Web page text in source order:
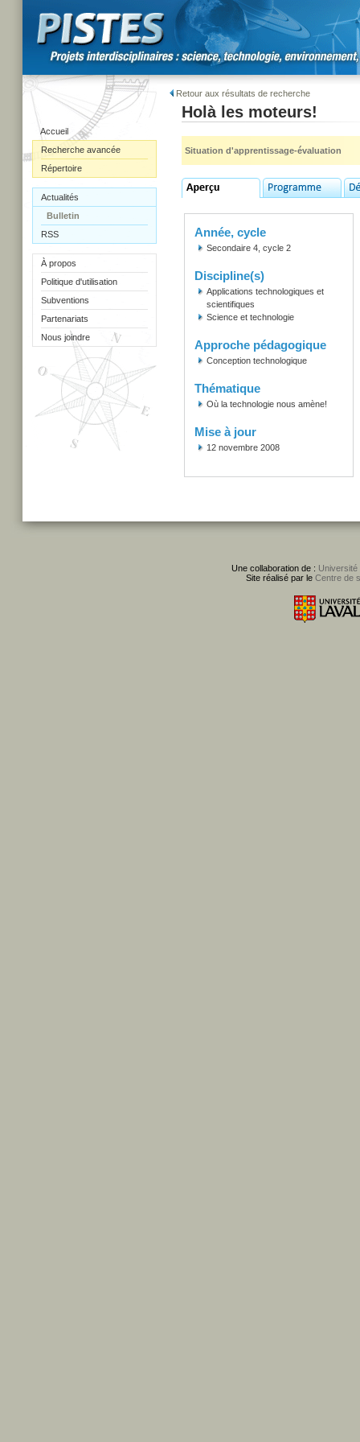
Accueil
Recherche avancée
Répertoire
Actualités
Bulletin
RSS
À propos
Politique d'utilisation
Subventions
Partenariats
Nous joindre
Retour aux résultats de recherche
Holà les moteurs!
Situation d'apprentissage-évaluation
Année, cycle
Secondaire 4, cycle 2
Discipline(s)
Applications technologiques et
scientifiques
Science et technologie
Approche pédagogique
Conception technologique
Thématique
Où la technologie nous amène!
Mise à jour
12 novembre 2008
Une collaboration de : Université
Site réalisé par le Centre de